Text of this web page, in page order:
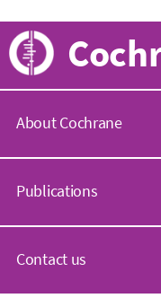
About Cochrane
o
h
a
n
Publications
o
h
Contact us